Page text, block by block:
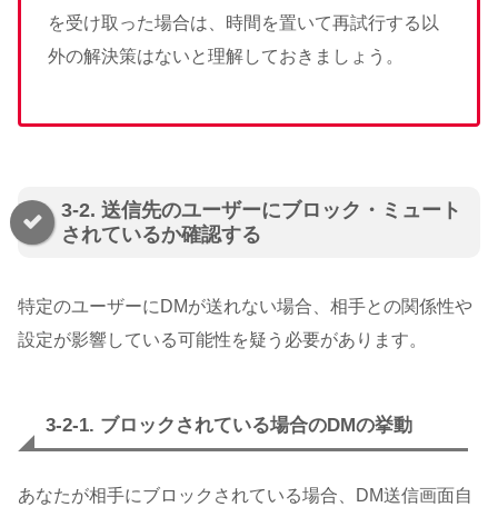
を受け取った場合は、時間を置いて再試行する以
外の解決策はないと理解しておきましょう。
3-2. 送信先のユーザーにブロック・ミュート
されているか確認する
特定のユーザーにDMが送れない場合、相手との関係性や
設定が影響している可能性を疑う必要があります。
3-2-1. ブロックされている場合のDMの挙動
あなたが相手にブロックされている場合、DM送信画面自